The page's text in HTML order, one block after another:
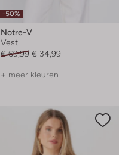
-50%
Notre-V
Vest
€ 69,99 € 34,99
+ meer kleuren